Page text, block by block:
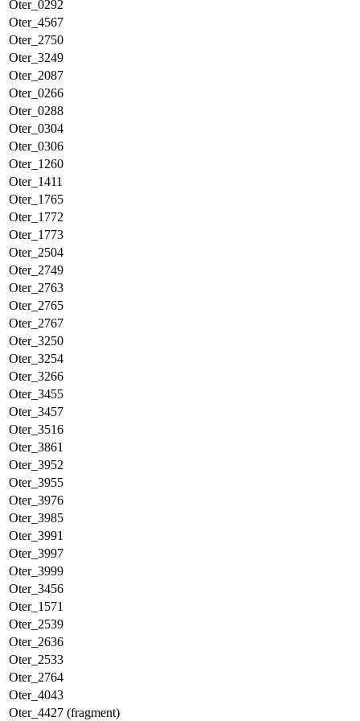
Oter_0292
Oter_4567
Oter_2750
Oter_3249
Oter_2087
Oter_0266
Oter_0288
Oter_0304
Oter_0306
Oter_1260
Oter_1411
Oter_1765
Oter_1772
Oter_1773
Oter_2504
Oter_2749
Oter_2763
Oter_2765
Oter_2767
Oter_3250
Oter_3254
Oter_3266
Oter_3455
Oter_3457
Oter_3516
Oter_3861
Oter_3952
Oter_3955
Oter_3976
Oter_3985
Oter_3991
Oter_3997
Oter_3999
Oter_3456
Oter_1571
Oter_2539
Oter_2636
Oter_2533
Oter_2764
Oter_4043
Oter_4427 (fragment)